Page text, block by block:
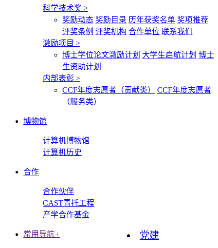
科学技术奖 >
奖励动态 奖励目录 历年获奖名单 奖项推荐
评奖条例 评奖机构 合作单位 联系我们
激励项目 >
博士学位论文激励计划 大学生启航计划 博士
生资助计划
内部表彰 >
CCF年度志愿者（贡献类）
CCF年度志愿者
（服务类）
博物馆
计算机博物馆
计算机历史
合作
合作伙伴
CAST青托工程
产学合作基金
党建
常用导航+